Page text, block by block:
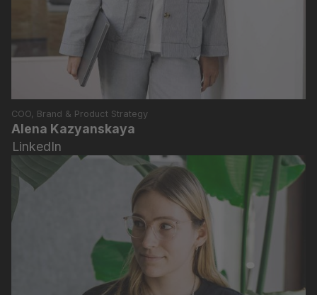
COO, Brand & Product Strategy
Alena Kazyanskaya
LinkedIn